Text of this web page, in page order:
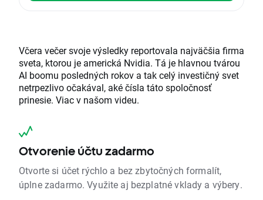
Včera večer svoje výsledky reportovala najväčšia firma
sveta, ktorou je americká Nvidia. Tá je hlavnou tvárou
AI boomu posledných rokov a tak celý investičný svet
netrpezlivo očakával, aké čísla táto spoločnosť
prinesie. Viac v našom videu.
Otvorenie účtu zadarmo
Otvorte si účet rýchlo a bez zbytočných formalít,
úplne zadarmo. Využite aj bezplatné vklady a výbery.